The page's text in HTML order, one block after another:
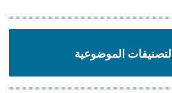
التصنيفات الموضوعية